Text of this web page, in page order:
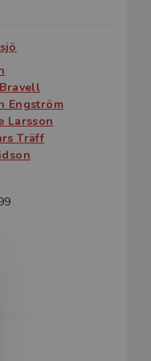
Engström
Larsson
Träff